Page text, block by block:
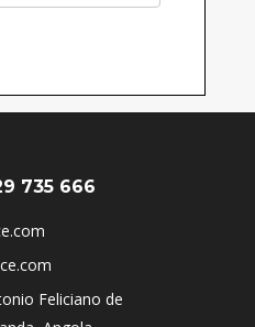
735 666
Feliciano de